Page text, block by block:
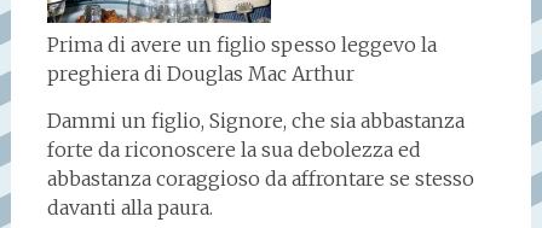
Prima di avere un figlio spesso leggevo la
preghiera di Douglas Mac Arthur
Dammi un figlio, Signore, che sia abbastanza
forte da riconoscere la sua debolezza ed
abbastanza coraggioso da affrontare se stesso
davanti alla paura.